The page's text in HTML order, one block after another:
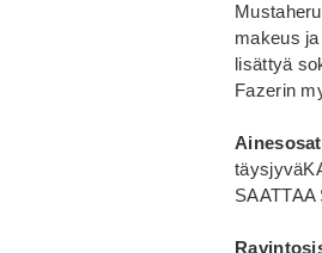
makeus
lisättyä
Fazerin
Ainesosat